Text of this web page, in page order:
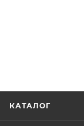
КАТАЛОГ